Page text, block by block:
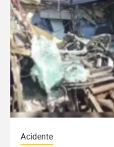
Acidente